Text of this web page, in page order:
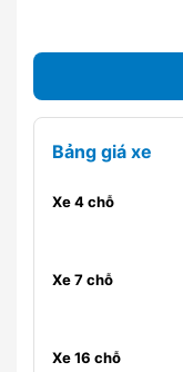
Bảng giá xe
Xe 4 chỗ
Xe 7 chỗ
Xe 16 chỗ